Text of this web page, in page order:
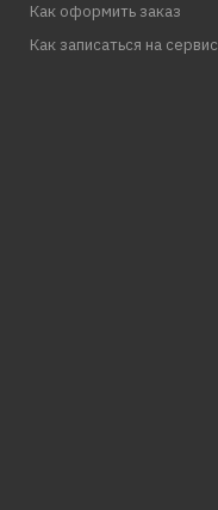
Как оформить заказ
Как записаться на сервис